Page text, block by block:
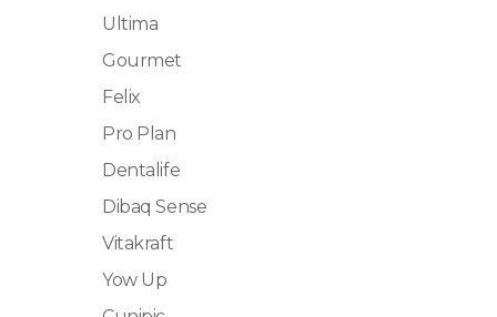
Ultima
Gourmet
Felix
Pro Plan
Dentalife
Dibaq Sense
Vitakraft
Yow Up